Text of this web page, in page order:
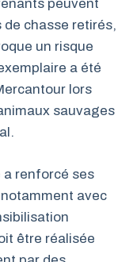
peuvent
chasse retirés,
un risque
a été
lors
sauvages
a renforcé ses
avec
être réalisée